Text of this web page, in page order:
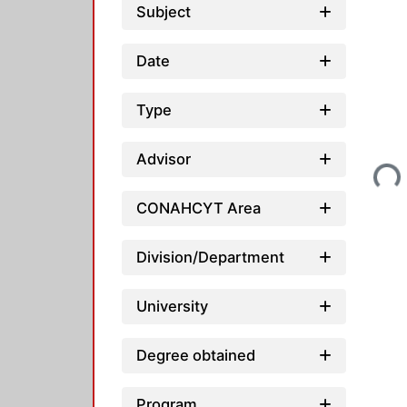
Subject
Date
Type
Advisor
CONAHCYT Area
Division/Department
University
Degree obtained
Loading...